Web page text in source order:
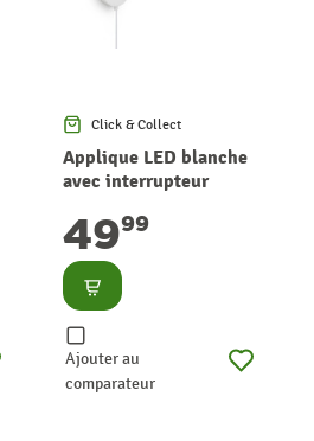
Click & Collect
Applique LED blanche
avec interrupteur
4999
Consulter
Ajouter au
comparateur